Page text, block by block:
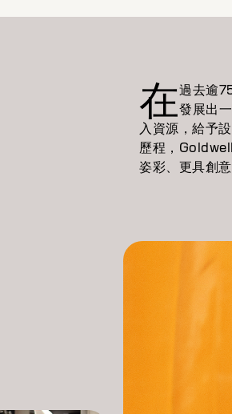
在過去逾
發展出
入資源，給予
歷程，
姿彩、更具創